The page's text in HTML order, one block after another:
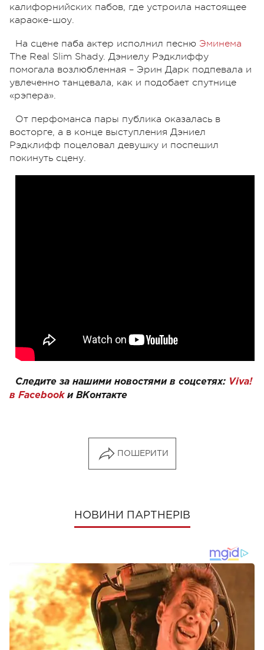
калифорнийских пабов, где устроила настоящее
караоке-шоу.
На сцене паба актер исполнил песню Эминема
The Real Slim Shady. Дэниелу Рэдклиффу
помогала возлюбленная – Эрин Дарк подпевала и
увлеченно танцевала, как и подобает спутнице
«рэпера».
От перфоманса пары публика оказалась в
восторге, а в конце выступления Дэниел
Рэдклифф поцеловал девушку и поспешил
покинуть сцену.
Следите за нашими новостями в соцсетях: Viva!
в Facebookи ВКонтакте
ПОШЕРИТИ
НОВИНИ ПАРТНЕРІВ